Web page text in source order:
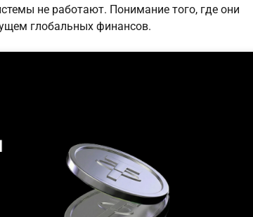
не работают. Понимание того, где они
глобальных финансов.